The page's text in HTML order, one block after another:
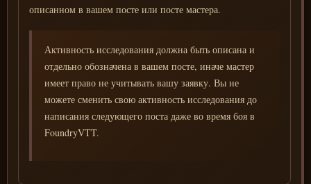
описанном в вашем посте или посте мастера.
Активность исследования должна быть описана и
отдельно обозначена в вашем посте, иначе мастер
имеет право не учитывать вашу заявку. Вы не
можете сменить свою активность исследования до
написания следующего поста даже во время боя в
FoundryVTT.